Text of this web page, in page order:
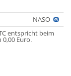
NASO
entspricht beim
0,00 Euro.